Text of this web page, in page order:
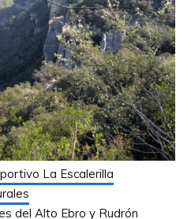
La Escalerilla
del Alto Ebro y Rudrón